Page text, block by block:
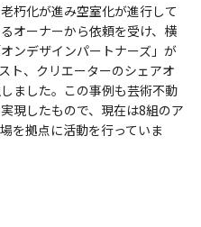
朽化が進み空室化が進行して
オーナーから依頼を受け、横
ンデザインパートナーズ」が
ト、クリエーターのシェアオ
ました。この事例も芸術不動
現したもので、現在は8組のア
を拠点に活動を行っていま